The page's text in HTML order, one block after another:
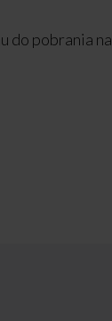
do pobrania na